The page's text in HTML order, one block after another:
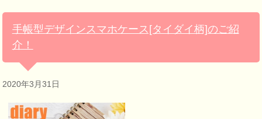
手帳型デザインスマホケース[タイダイ柄]のご紹
介！
2020年3月31日